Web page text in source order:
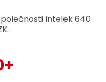
Intelek 640